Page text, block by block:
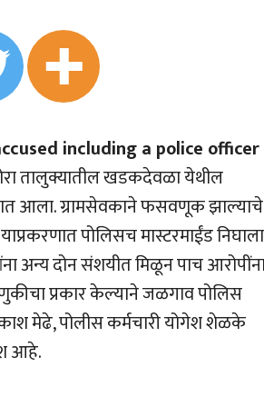
including a police officer
तालुक्यातील खडकदेवळा येथील
आला. ग्रामसेवकाने फसवणूक झाल्याचे
पोलिसच मास्टरमाईंड
अन्य दोन संशयीत मिळून पाच
प्रकार केल्याने जळगाव पोलिस
मेढे, पोलीस कर्मचारी योगेश शेळके
आहे.